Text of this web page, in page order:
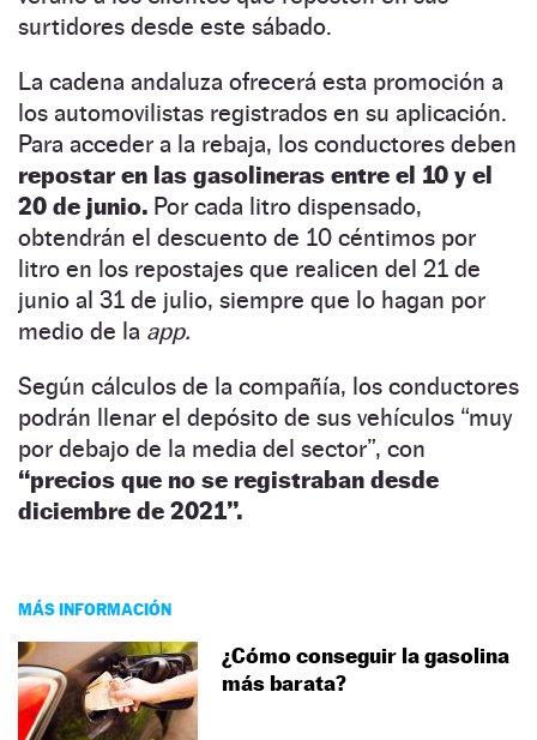
surtidores desde este sábado.
La cadena andaluza ofrecerá esta promoción a
los automovilistas registrados en su aplicación.
Para acceder a la rebaja, los conductores deben
repostar en las gasolineras entre el 10 y el
20 de junio. Por cada litro dispensado,
obtendrán el descuento de 10 céntimos por
litro en los repostajes que realicen del 21 de
junio al 31 de julio, siempre que lo hagan por
medio de la app.
Según cálculos de la compañía, los conductores
podrán llenar el depósito de sus vehículos “muy
por debajo de la media del sector”, con
“precios que no se registraban desde
diciembre de 2021”.
MÁS INFORMACIÓN
¿Cómo conseguir la gasolina
más barata?